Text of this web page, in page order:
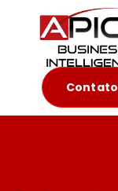
Contato